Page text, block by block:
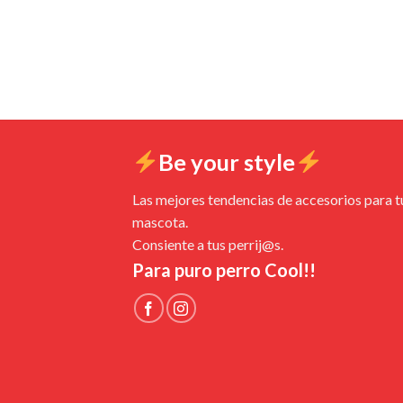
Be your style
Las mejores tendencias de accesorios para
mascota.
Consiente a tus perrij@s.
Para puro perro Cool!!